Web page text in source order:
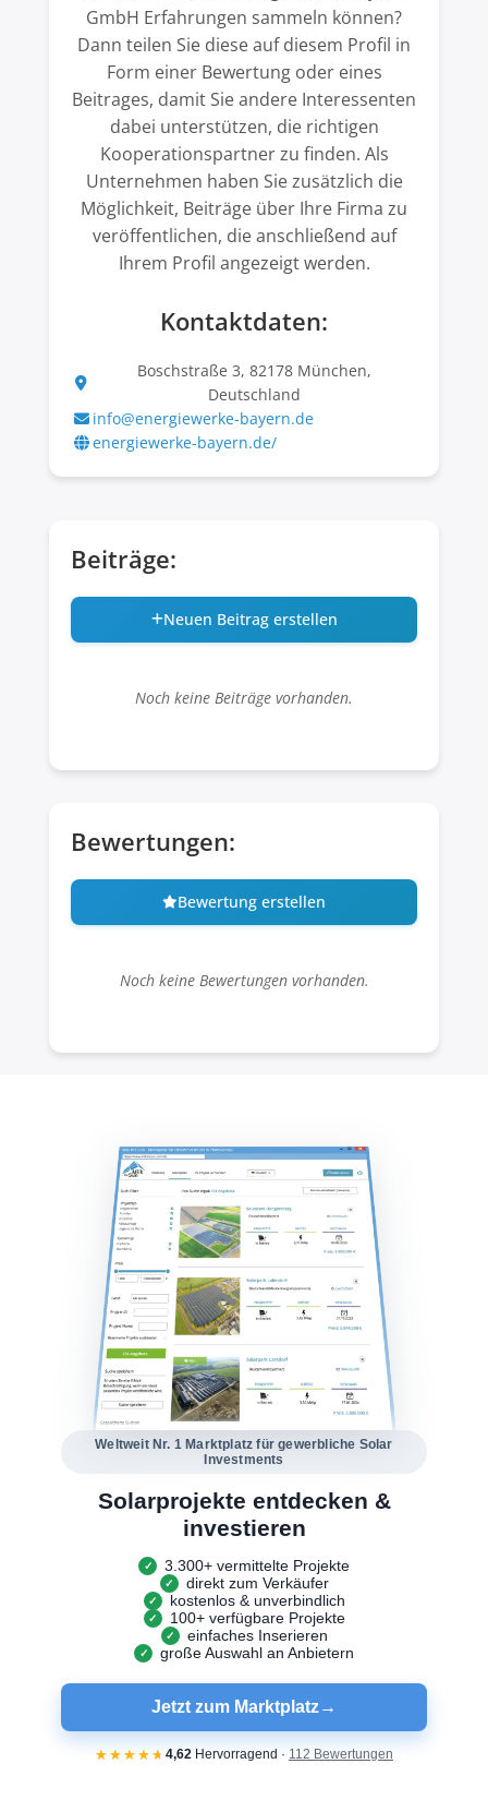
GmbH Erfahrungen sammeln können?
Dann teilen Sie diese auf diesem Profil in
Form einer Bewertung oder eines
Beitrages, damit Sie andere Interessenten
dabei unterstützen, die richtigen
Kooperationspartner zu finden. Als
Unternehmen haben Sie zusätzlich die
Möglichkeit, Beiträge über Ihre Firma zu
veröffentlichen, die anschließend auf
Ihrem Profil angezeigt werden.
Kontaktdaten:
Boschstraße 3, 82178 München,
Deutschland
info@energiewerke-bayern.de
energiewerke-bayern.de/
Beiträge:
Neuen Beitrag erstellen
Noch keine Beiträge vorhanden.
Bewertungen:
Bewertung erstellen
Noch keine Bewertungen vorhanden.